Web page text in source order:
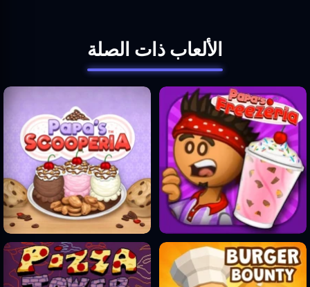
الألعاب ذات الصلة